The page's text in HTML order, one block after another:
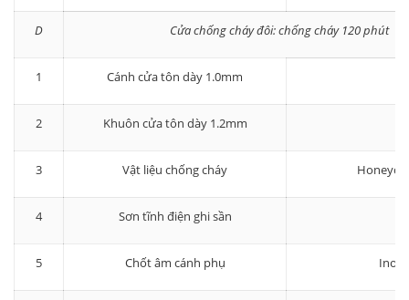
D Cửa chống cháy đôi: chống cháy 120 phút
1 Cánh cửa tôn dày 1.0mm
2 Khuôn cửa tôn dày 1.2mm
3 Vật liệu chống cháy
4 Sơn tĩnh điện ghi sần
5 Chốt âm cánh phụ Inox